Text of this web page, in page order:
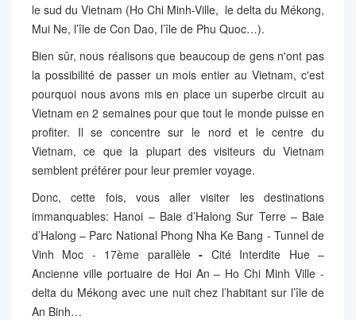
le sud du Vietnam (Ho Chi Minh-Ville, le delta du Mékong,
Mui Ne, l’île de Con Dao, l’île de Phu Quoc…).
Bien sûr, nous réalisons que beaucoup de gens n'ont pas
la possibilité de passer un mois entier au Vietnam, c'est
pourquoi nous avons mis en place un superbe circuit au
Vietnam en 2 semaines pour que tout le monde puisse en
profiter. Il se concentre sur le nord et le centre du
Vietnam, ce que la plupart des visiteurs du Vietnam
semblent préférer pour leur premier voyage.
Donc, cette fois, vous aller visiter les destinations
immanquables: Hanoi – Baie d’Halong Sur Terre – Baie
d’Halong – Parc National Phong Nha Ke Bang - Tunnel de
Vinh Moc - 17ème parallèle- Cité Interdite Hue –
Ancienne ville portuaire de Hoi An – Ho Chi Minh Ville -
delta du Mékong avec une nuit chez l’habitant sur l’île de
An Binh…